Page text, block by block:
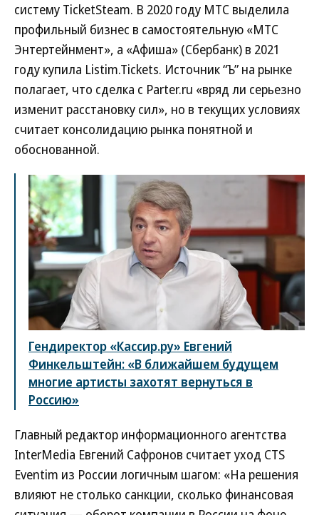
систему TicketSteam. В 2020 году МТС выделила
профильный бизнес в самостоятельную «МТС
Энтертейнмент», а «Афиша» (Сбербанк) в 2021
году купила Listim.Tickets. Источник “Ъ” на рынке
полагает, что сделка с Parter.ru «вряд ли серьезно
изменит расстановку сил», но в текущих условиях
считает консолидацию рынка понятной и
обоснованной.
Гендиректор «Кассир.ру» Евгений
Финкельштейн: «В ближайшем будущем
многие артисты захотят вернуться в
Россию»
Главный редактор информационного агентства
InterMedia Евгений Сафронов считает уход CTS
Eventim из России логичным шагом: «На решения
влияют не столько санкции, сколько финансовая